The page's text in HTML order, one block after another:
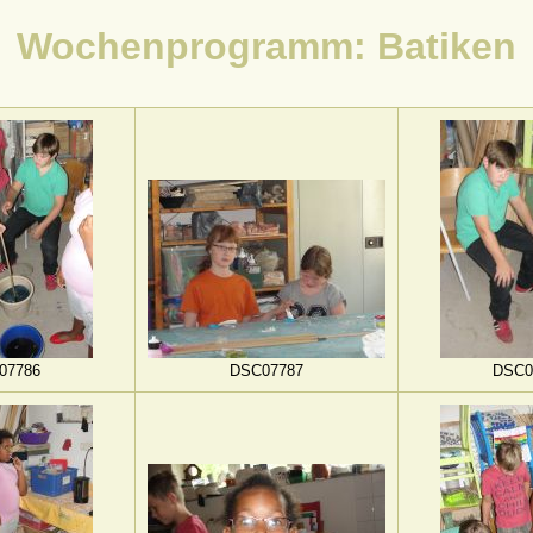
Wochenprogramm: Batiken
DSC07787